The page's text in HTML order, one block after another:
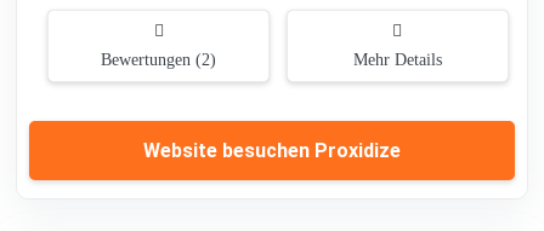
Bewertungen (2) Mehr Details
Website besuchen Proxidize